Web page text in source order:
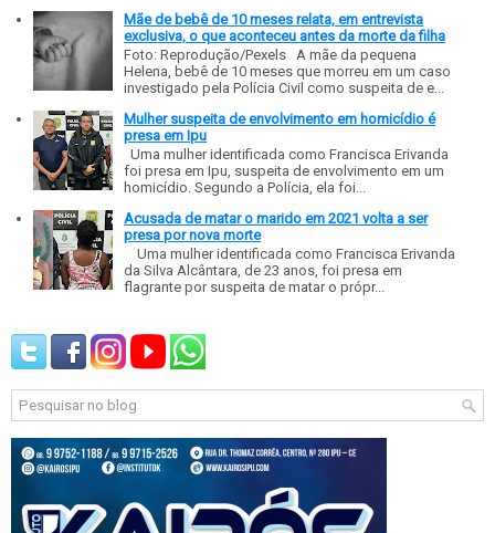
Mãe de bebê de 10 meses relata, em entrevista
exclusiva, o que aconteceu antes da morte da filha
Foto: Reprodução/Pexels A mãe da pequena
Helena, bebê de 10 meses que morreu em um caso
investigado pela Polícia Civil como suspeita de e...
Mulher suspeita de envolvimento em homicídio é
presa em Ipu
Uma mulher identificada como Francisca Erivanda
foi presa em Ipu, suspeita de envolvimento em um
homicídio. Segundo a Polícia, ela foi...
Acusada de matar o marido em 2021 volta a ser
presa por nova morte
Uma mulher identificada como Francisca Erivanda
da Silva Alcântara, de 23 anos, foi presa em
flagrante por suspeita de matar o própr...